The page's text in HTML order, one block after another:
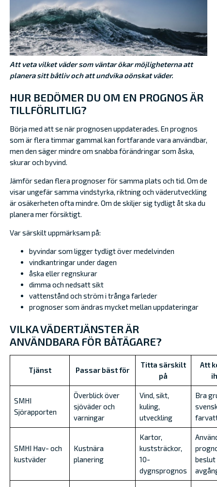
Att veta vilket väder som väntar ökar möjligheterna att
planera sitt båtliv och att undvika oönskat väder.
HUR BEDÖMER DU OM EN PROGNOS ÄR
TILLFÖRLITLIG?
Börja med att se när prognosen uppdaterades. En prognos
som är flera timmar gammal kan fortfarande vara användbar,
men den säger mindre om snabba förändringar som åska,
skurar och byvind.
Jämför sedan flera prognoser för samma plats och tid. Om de
visar ungefär samma vindstyrka, riktning och väderutveckling
är osäkerheten ofta mindre. Om de skiljer sig tydligt åt ska du
planera mer försiktigt.
Var särskilt uppmärksam på:
byvindar som ligger tydligt över medelvinden
vindkantringar under dagen
åska eller regnskurar
dimma och nedsatt sikt
vattenstånd och ström i trånga farleder
prognoser som ändras mycket mellan uppdateringar
VILKA VÄDERTJÄNSTER ÄR
ANVÄNDBARA FÖR BÅTÄGARE?
Tjänst Passar bäst för
Titta särskilt
på
Att
SMHI
Sjörapporten
Överblick över
sjöväder och
varningar
Vind, sikt,
kuling,
utveckling
Bra
SMHI Hav- och
kustväder
Kustnära
planering
Kartor,
kuststräckor,
10-
dygnsprognos
beslut